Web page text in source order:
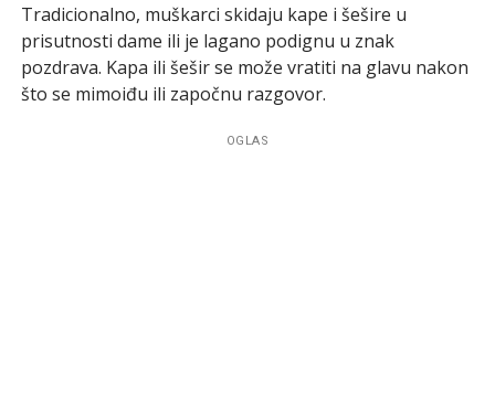
Tradicionalno, muškarci skidaju kape i šešire u
prisutnosti dame ili je lagano podignu u znak
pozdrava. Kapa ili šešir se može vratiti na glavu nakon
što se mimoiđu ili započnu razgovor.
OGLAS